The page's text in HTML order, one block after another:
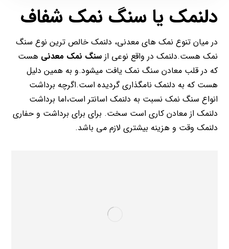
دلنمک یا سنگ نمک شفاف
در میان تنوع نمک های معدنی، دلنمک خالص ترین نوع سنگ
نمک هست.دلنمک در واقع نوعی ازسنگ نمک معدنی هست
که در قلب معادن سنگ نمک یافت میشود.و به همین دلیل
هست که به دلنمک نامگذاری گردیده است.اگرچه برداشت
انواع سنگ نمک نسبت به دلنمک اسانتر است،اما برداشت
دلنمک از معادن کاری است سخت. برای برای برداشت و حفاری
دلنمک وقت و هزینه بیشتری لازم می باشد.